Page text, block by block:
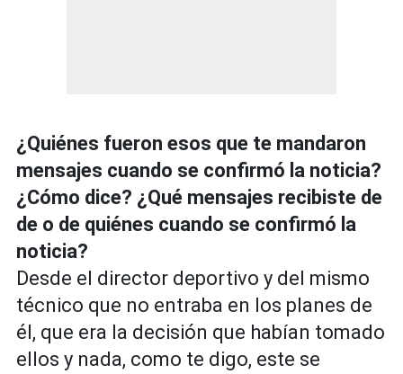
¿Quiénes fueron esos que te mandaron
mensajes cuando se confirmó la noticia?
¿Cómo dice? ¿Qué mensajes recibiste de
de o de quiénes cuando se confirmó la
noticia?
Desde el director deportivo y del mismo
técnico que no entraba en los planes de
él, que era la decisión que habían tomado
ellos y nada, como te digo, este se